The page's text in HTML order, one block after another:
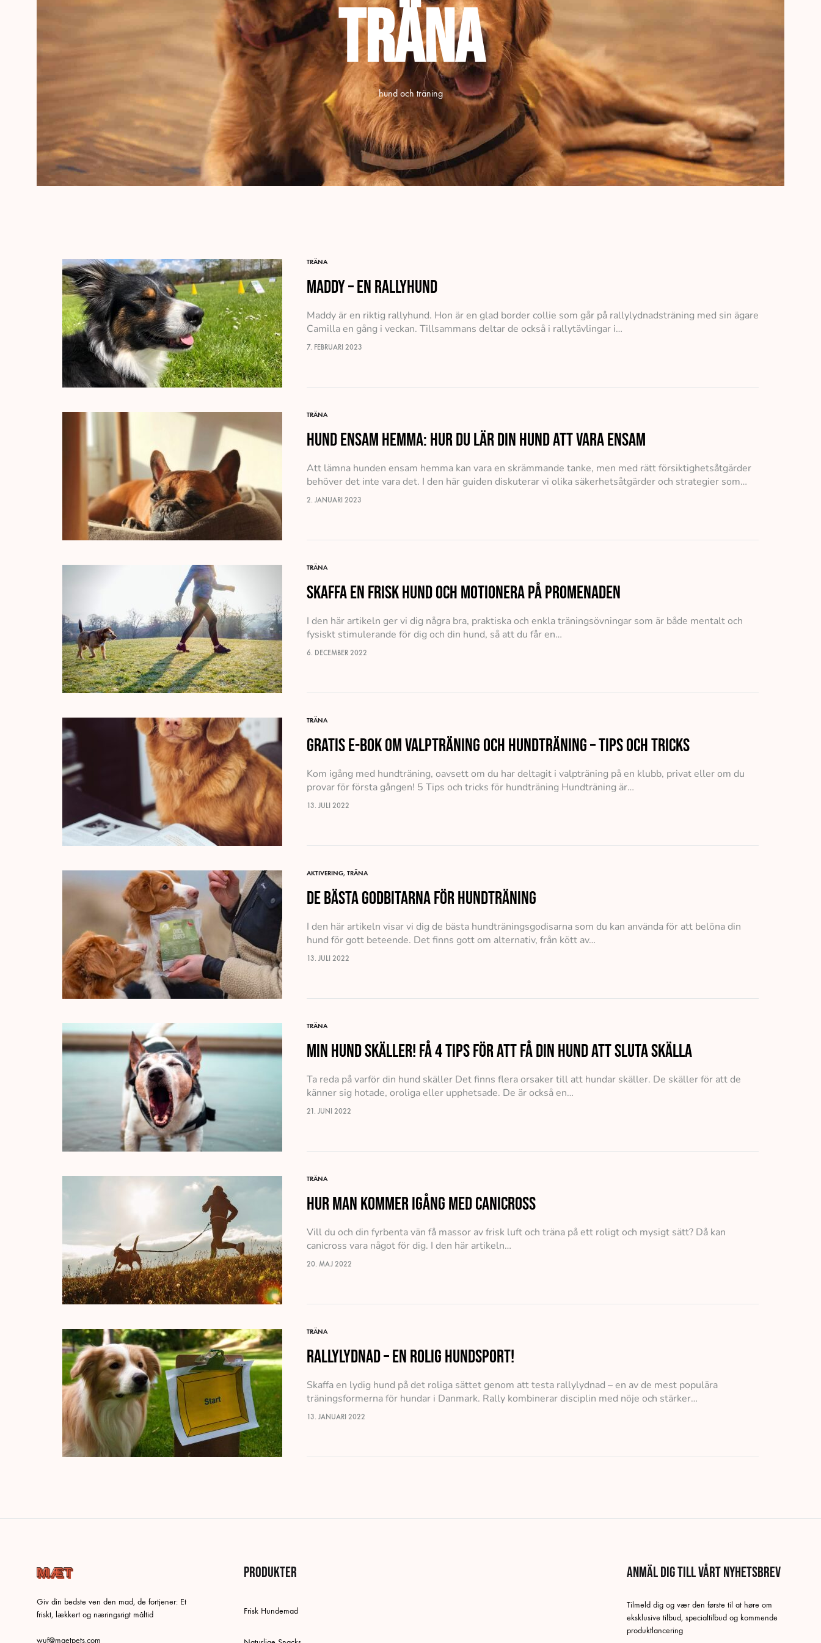
Träna
hund och träning
TRÄNA
Maddy – en rallyhund
Maddy är en riktig rallyhund. Hon är en glad border collie som går på rallylydnadsträning med sin ägare
Camilla en gång i veckan. Tillsammans deltar de också i rallytävlingar i…
7. FEBRUARI 2023
TRÄNA
Hund ensam hemma: Hur du lär din hund att vara ensam
Att lämna hunden ensam hemma kan vara en skrämmande tanke, men med rätt försiktighetsåtgärder
behöver det inte vara det. I den här guiden diskuterar vi olika säkerhetsåtgärder och strategier som…
2. JANUARI 2023
TRÄNA
Skaffa en frisk hund och motionera på promenaden
I den här artikeln ger vi dig några bra, praktiska och enkla träningsövningar som är både mentalt och
fysiskt stimulerande för dig och din hund, så att du får en…
6. DECEMBER 2022
TRÄNA
Gratis e-bok om valpträning och hundträning – tips och tricks
Kom igång med hundträning, oavsett om du har deltagit i valpträning på en klubb, privat eller om du
provar för första gången! 5 Tips och tricks för hundträning Hundträning är…
13. JULI 2022
AKTIVERING, TRÄNA
De bästa godbitarna för hundträning
I den här artikeln visar vi dig de bästa hundträningsgodisarna som du kan använda för att belöna din
hund för gott beteende. Det finns gott om alternativ, från kött av…
13. JULI 2022
TRÄNA
Min hund skäller! Få 4 tips för att få din hund att sluta skälla
Ta reda på varför din hund skäller Det finns flera orsaker till att hundar skäller. De skäller för att de
känner sig hotade, oroliga eller upphetsade. De är också en…
21. JUNI 2022
TRÄNA
Hur man kommer igång med Canicross
Vill du och din fyrbenta vän få massor av frisk luft och träna på ett roligt och mysigt sätt? Då kan
canicross vara något för dig. I den här artikeln…
20. MAJ 2022
TRÄNA
Rallylydnad – en rolig hundsport!
Skaffa en lydig hund på det roliga sättet genom att testa rallylydnad – en av de mest populära
träningsformerna för hundar i Danmark. Rally kombinerar disciplin med nöje och stärker…
13. JANUARI 2022
Giv din bedste ven den mad, de fortjener: Et
friskt, lækkert og næringsrigt måltid
wuf@maetpets.com
Produkter
Frisk Hundemad
Anmäl dig till vårt nyhetsbrev
Tilmeld dig og vær den første til at høre om
eksklusive tilbud, specialtilbud og kommende
produktlancering